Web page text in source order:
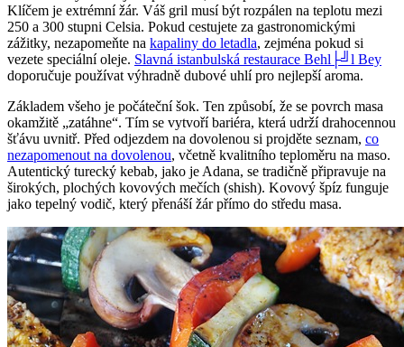
Klíčem je extrémní žár. Váš gril musí být rozpálen na teplotu mezi
250 a 300 stupni Celsia. Pokud cestujete za gastronomickými
zážitky, nezapomeňte na kapaliny do letadla, zejména pokud si
vezete speciální oleje. Slavná istanbulská restaurace Behl├╝l Bey
doporučuje používat výhradně dubové uhlí pro nejlepší aroma.
Základem všeho je počáteční šok. Ten způsobí, že se povrch masa
okamžitě „zatáhne“. Tím se vytvoří bariéra, která udrží drahocennou
šťávu uvnitř. Před odjezdem na dovolenou si projděte seznam, co
nezapomenout na dovolenou, včetně kvalitního teploměru na maso.
Autentický turecký kebab, jako je Adana, se tradičně připravuje na
širokých, plochých kovových mečích (shish). Kovový špíz funguje
jako tepelný vodič, který přenáší žár přímo do středu masa.